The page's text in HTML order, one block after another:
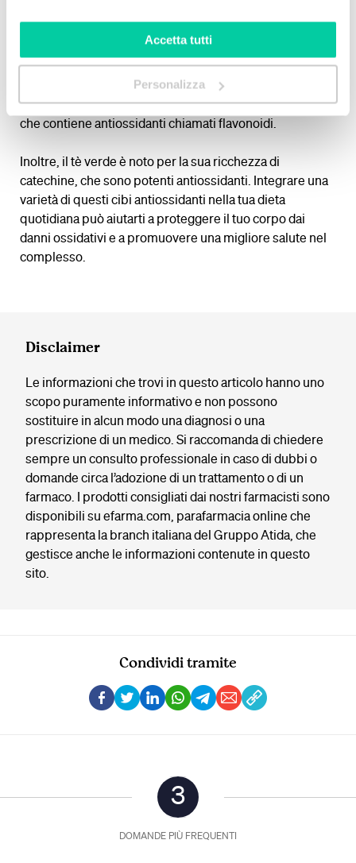
Accetta tutti
Personalizza
Anche le noci, come le noci e le mandorle, offrono
benefici antiossidanti grazie all’alto contenuto di
vitamina E. Il cioccolato fondente è un piacere gustoso
che contiene antiossidanti chiamati flavonoidi.
Inoltre, il tè verde è noto per la sua ricchezza di
catechine, che sono potenti antiossidanti. Integrare una
varietà di questi cibi antiossidanti nella tua dieta
quotidiana può aiutarti a proteggere il tuo corpo dai
danni ossidativi e a promuovere una migliore salute nel
complesso.
Disclaimer
Le informazioni che trovi in questo articolo hanno uno
scopo puramente informativo e non possono
sostituire in alcun modo una diagnosi o una
prescrizione di un medico. Si raccomanda di chiedere
sempre un consulto professionale in caso di dubbi o
domande circa l’adozione di un trattamento o di un
farmaco. I prodotti consigliati dai nostri farmacisti sono
disponibili su efarma.com, parafarmacia online che
rappresenta la branch italiana del Gruppo Atida, che
gestisce anche le informazioni contenute in questo
sito.
Condividi tramite
3
DOMANDE PIÙ FREQUENTI